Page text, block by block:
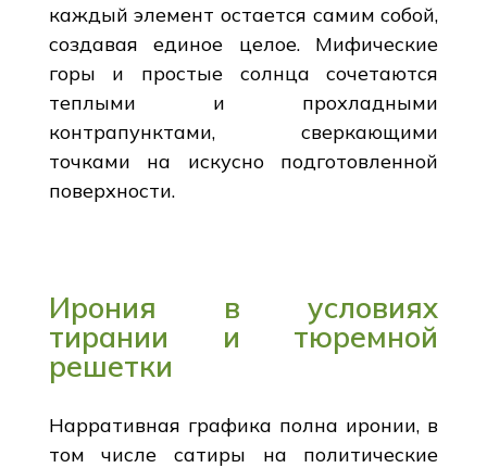
каждый элемент остается самим собой,
создавая единое целое. Мифические
горы и простые солнца сочетаются
теплыми и прохладными
контрапунктами, сверкающими
точками на искусно подготовленной
поверхности.
Ирония в условиях
тирании и тюремной
решетки
Нарративная графика полна иронии, в
том числе сатиры на политические